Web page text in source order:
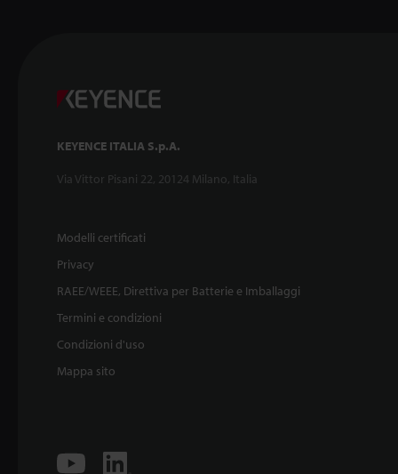
KEYENCE ITALIA S.p.A.
Via Vittor Pisani 22, 20124 Milano, Italia
Modelli certificati
Privacy
RAEE/WEEE, Direttiva per Batterie e Imballaggi
Termini e condizioni
Condizioni d'uso
Mappa sito